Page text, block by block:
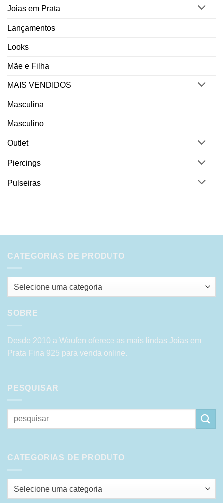
Joias em Prata
Lançamentos
Looks
Mãe e Filha
MAIS VENDIDOS
Masculina
Masculino
Outlet
Piercings
Pulseiras
CATEGORIAS DE PRODUTO
Selecione uma categoria
SOBRE
Desde 2010 a Waufen oferece as mais lindas Joias em
Prata Fina 925 para venda online.
PESQUISAR
Pesquisar
por:
CATEGORIAS DE PRODUTO
Selecione uma categoria